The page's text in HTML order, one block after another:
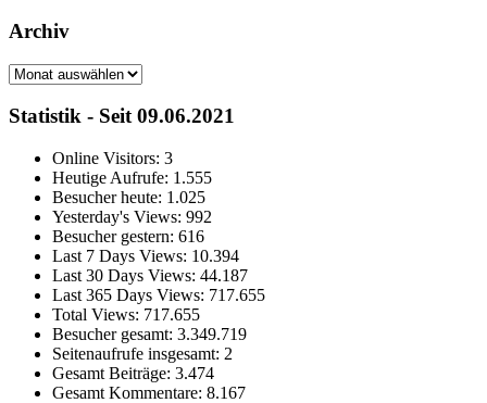
Archiv
Archiv
Statistik - Seit 09.06.2021
Online Visitors: 3
Heutige Aufrufe: 1.555
Besucher heute: 1.025
Yesterday's Views: 992
Besucher gestern: 616
Last 7 Days Views: 10.394
Last 30 Days Views: 44.187
Last 365 Days Views: 717.655
Total Views: 717.655
Besucher gesamt: 3.349.719
Seitenaufrufe insgesamt: 2
Gesamt Beiträge: 3.474
Gesamt Kommentare: 8.167